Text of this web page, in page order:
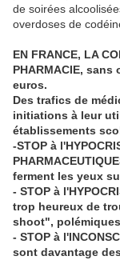
de soirées
overdoses de
EN FRANCE, LA
PHARMACIE,
euros.
Des trafics de
initiations à leur
établissements
-STOP à
ferment les yeux
- STOP à
trop heureux de
shoot",
- STOP à
sont davantage